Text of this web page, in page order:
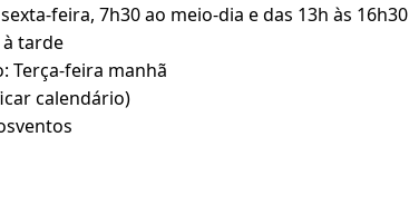
feira, 7h30 ao meio-dia e das 13h às 16h30
tarde
Terça-feira manhã
calendário)